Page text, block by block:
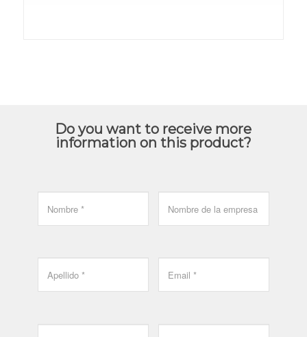
Do you want to receive more
information on this product?